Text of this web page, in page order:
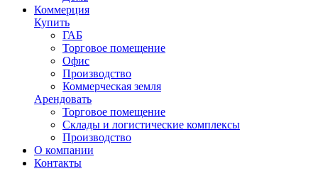
Коммерция
Купить
ГАБ
Торговое помещение
Офис
Производство
Коммерческая земля
Арендовать
Торговое помещение
Склады и логистические комплексы
Производство
О компании
Контакты